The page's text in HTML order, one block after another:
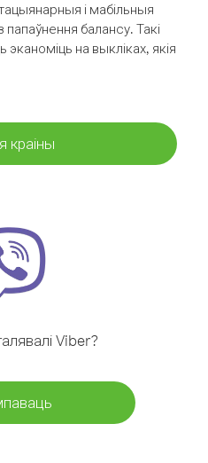
і мабільныя
папаўнення балансу. Такі
на выкліках, якія
краіны
Viber?